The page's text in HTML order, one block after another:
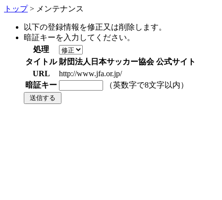
トップ> メンテナンス
以下の登録情報を修正又は削除します。
暗証キーを入力してください。
処理
タイトル 財団法人日本サッカー協会 公式サイト
URL
http://www.jfa.or.jp/
暗証キー
（英数字で8文字以内）